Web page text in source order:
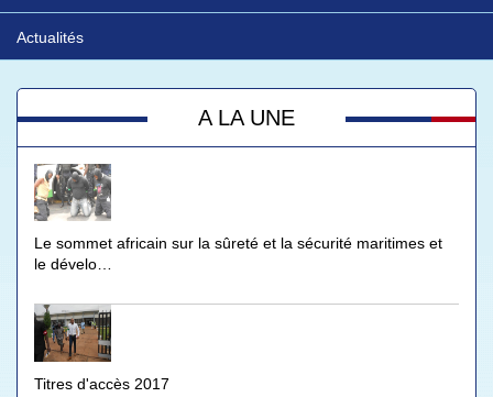
Actualités
A LA UNE
Le sommet africain sur la sûreté et la sécurité maritimes et
le dévelo…
Titres d'accès 2017